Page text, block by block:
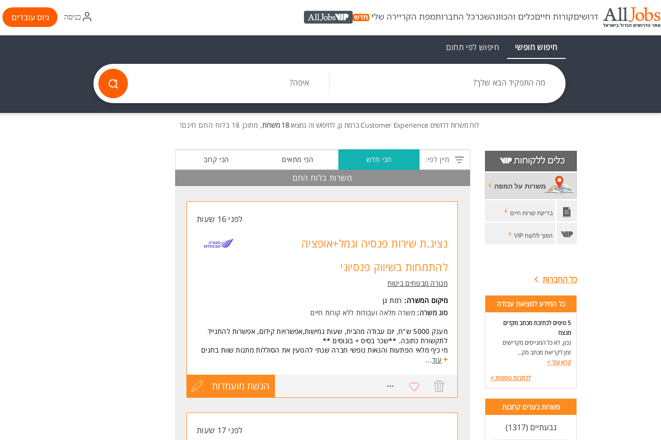
דרושיםקורות חייםכלים והכוונהשכרכל החברותמפת הקריירה שלי AllJobs VIP
איקון
התחברות
כניסה גיוס עובדים
חיפוש חופשי חיפוש לפי תחום
מה התפקיד הבא שלך? איפה?
לוח משרות דרושים 18 משרות , מתוכן 18 בלוח החם חינם!
משרות על המפה
בדיקת קורות חיים
הפוך ללקוח VIP
כל החברות
כל המידע למציאת עבודה
5 טיפים לכתיבת מכתב מקדים
מנצח
נכון, לא כל המגייסים מקדישים
זמן לקריאת מכתב מק...
קרא עוד>
לכתבות נוספות>
משרות בערים קרובות
גבעתיים (1317)
מיין לפי: הכי חדש הכי מתאים הכי קרוב
משרות בלוח החם
לפני 16 שעות
נציג.ת שירות פנסיה וגמל+אופציה
להתמחות בשיווק פנסיוני
מנורה מבטחים ביטוח
מיקום המשרה: רמת גן
סוג משרה: משרה מלאה ועבודות ללא קורות חיים
מענק 5000 ש"ח, יום עבודה מהבית, שעות גמישות,אפשרויות קידום, אפשרות להתנייד
לתקשורת כתובה. **שכר בסיס + בונוסים **
מי כיף מלאי הפתעות והנאות נופשי חברה שנתי להטעין את הסוללות מתנות שוות בחגים
קריירה יציבה עם אופק התפתחות לטווח ארוך
- עבודה במוקד השירות הלקוחות של חברת מנורה מבטחים פנסיה - כולל אופציה
להתמחות בשיווק פנסיוני!
- מענה לשיחות נכנסות לעמיתי החברה בתחום הפנסיה והגמל.
הלימודים ע"ח החברה.
עוד...
הגשת מועמדות
עדכון
לפני 17 שעות